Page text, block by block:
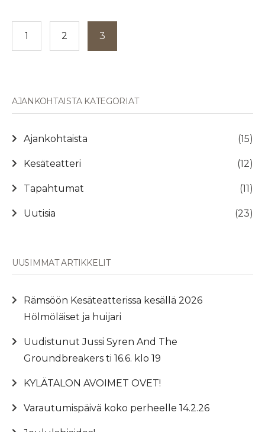
1 2 3
AJANKOHTAISTA KATEGORIAT
Ajankohtaista (15)
Kesäteatteri (12)
Tapahtumat (11)
Uutisia (23)
UUSIMMAT ARTIKKELIT
Rämsöön Kesäteatterissa kesällä 2026
Hölmöläiset ja huijari
Uudistunut Jussi Syren And The
Groundbreakers ti 16.6. klo 19
KYLÄTALON AVOIMET OVET!
Varautumispäivä koko perheelle 14.2.26